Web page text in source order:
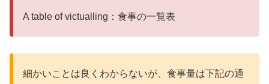
A table of victualling：食事の一覧表
細かいことは良くわからないが、食事量は下記の通